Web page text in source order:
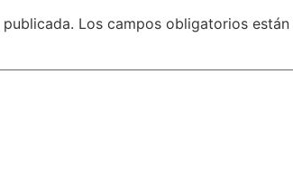
Los campos obligatorios